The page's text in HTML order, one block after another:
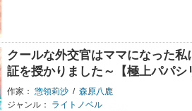
クールな外交官はママになった
証を授かりました～【極上パパシ
作家： 惣領莉沙 / 森原八鹿
ジャンル：
ライトノベル